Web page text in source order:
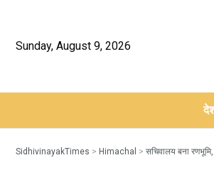
Sunday, August 9, 2026
SidhivinayakTimes > Himachal > सचिवालय बना